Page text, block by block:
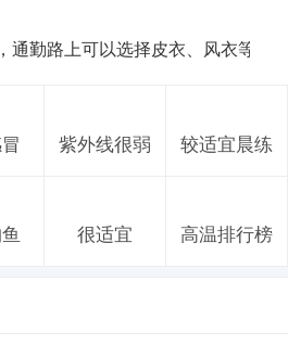
通勤路上可以选择皮衣、风衣等防
紫外线很弱 较适宜晨练
很适宜 高温排行榜